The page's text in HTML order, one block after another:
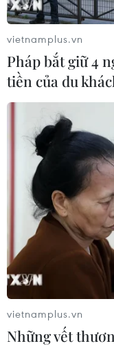
Yêu cầu điều
hành hung ở
13/07/2021 11:15
Phó Thủ tướng
Lai chỉ đạo khẩn
ánh phóng viên
tượng hành hung ở
vietnamplus.vn
Pháp bắt giữ 4
tiền của du
vietnamplus.vn
Những vết